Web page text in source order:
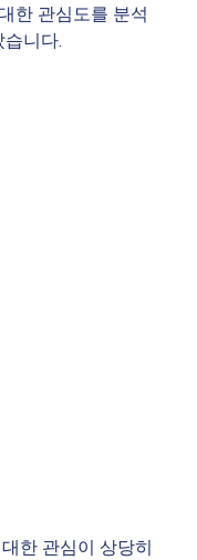
한 관심도를 분석
니다.
한 관심이 상당히